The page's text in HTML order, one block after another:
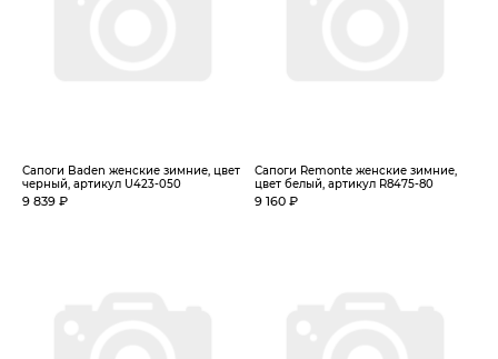
Сапоги Baden женские зимние, цвет
черный, артикул U423-050
9 839 ₽
Сапоги Remonte женские зимние,
цвет белый, артикул R8475-80
9 160 ₽